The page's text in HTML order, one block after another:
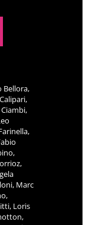
Bellora,
Marc
Loris